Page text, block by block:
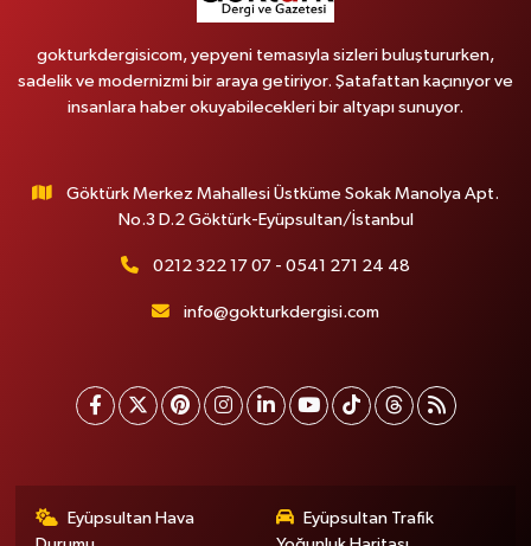
gokturkdergisicom, yepyeni temasıyla sizleri buluştururken,
sadelik ve modernizmi bir araya getiriyor. Şatafattan kaçınıyor ve
insanlara haber okuyabilecekleri bir altyapı sunuyor.
Göktürk Merkez Mahallesi Üstküme Sokak Manolya Apt.
No.3 D.2 Göktürk-Eyüpsultan/İstanbul
0212 322 17 07 - 0541 271 24 48
info@gokturkdergisi.com
Eyüpsultan Hava
Eyüpsultan Trafik